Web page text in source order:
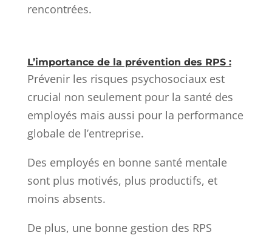
rencontrées.
L’importance de la prévention des RPS :
Prévenir les risques psychosociaux est
crucial non seulement pour la santé des
employés mais aussi pour la performance
globale de l’entreprise.
Des employés en bonne santé mentale
sont plus motivés, plus productifs, et
moins absents.
De plus, une bonne gestion des RPS